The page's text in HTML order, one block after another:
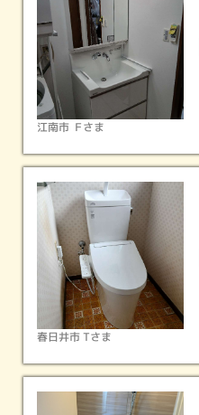
給湯器
リフォーム
ガスコンロ
リフォーム
リフォーム
（最新実績）
江南市 Ｆさま
春日井市 Tさま